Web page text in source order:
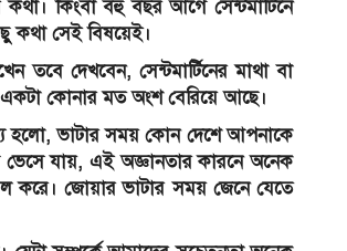
কিংবা বহু বছর আগে সেন্টমার্টিনে
কথা সেই বিষয়েই।
তবে দেখবেন, সেন্টমার্টিনের মাথা বা
একটা কোনার মত অংশ বেরিয়ে আছে।
হলো, ভাটার সময় কোন দেশে আপনাকে
ভেসে যায়, এই অজ্ঞানতার কারনে অনেক
করে। জোয়ার ভাটার সময় জেনে যেতে